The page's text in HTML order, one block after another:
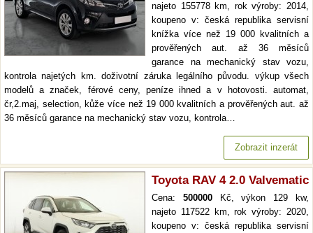
najeto 155778 km, rok výroby: 2014,
koupeno v: česká republika servisní
knížka více než 19 000 kvalitních a
prověřených aut. až 36 měsíců
garance na mechanický stav vozu,
kontrola najetých km. doživotní záruka legálního původu. výkup všech
modelů a značek, férové ceny, peníze ihned a v hotovosti. automat,
čr,2.maj, selection, kůže více než 19 000 kvalitních a prověřených aut. až
36 měsíců garance na mechanický stav vozu, kontrola…
Zobrazit inzerát
Toyota RAV 4 2.0 Valvematic
Cena: 500000Kč, výkon 129 kw,
najeto 117522 km, rok výroby: 2020,
koupeno v: česká republika servisní